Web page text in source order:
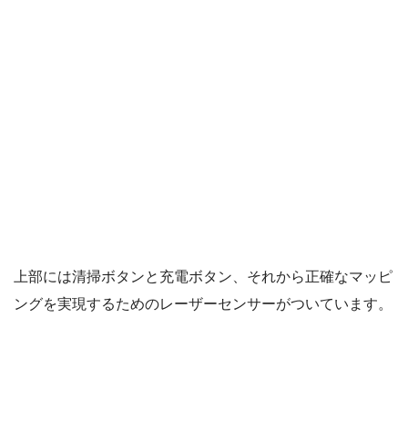
上部には清掃ボタンと充電ボタン、それから正確なマッピ
ングを実現するためのレーザーセンサーがついています。